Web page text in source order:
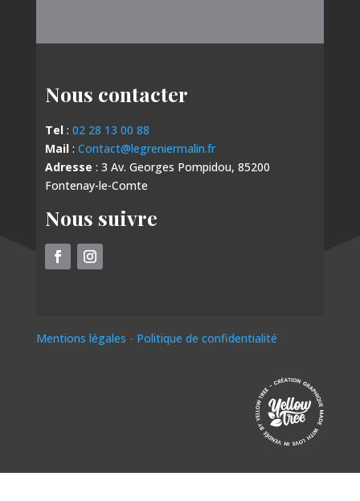
Nous contacter
Tel: 02 28 13 00 88
Mail: Contact@legreniermalin.fr
Adresse : 3 Av. Georges Pompidou, 85200
Fontenay-le-Comte
Nous suivre
Mentions légales - Politique de confidentialité